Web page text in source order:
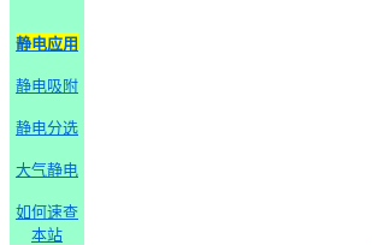
静电应用
静电吸附
静电分选
大气静电
如何速查
本站